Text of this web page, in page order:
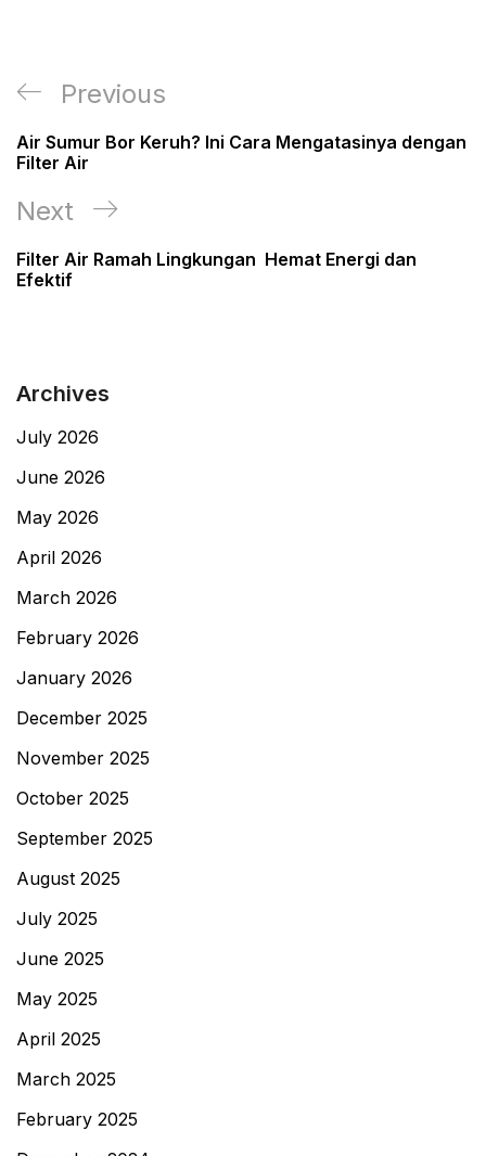
Post
Previous
Post
Previous
Air Sumur Bor Keruh? Ini Cara Mengatasinya dengan
Filter Air
Next
Post
Next
Filter Air Ramah Lingkungan Hemat Energi dan
Efektif
Archives
July 2026
June 2026
May 2026
April 2026
March 2026
February 2026
January 2026
December 2025
November 2025
October 2025
September 2025
August 2025
July 2025
June 2025
May 2025
April 2025
March 2025
February 2025